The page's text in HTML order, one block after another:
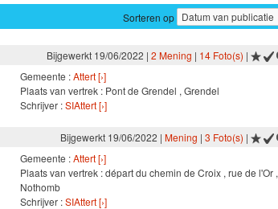
Sorteren op
Bijgewerkt 19/06/2022 | 2 Mening | 14 Foto(s) |
Gemeente :Attert [›]
Plaats van vertrek : Pont de Grendel , Grendel
Schrijver :SIAttert [›]
Bijgewerkt 19/06/2022 | Mening | 3 Foto(s) |
Gemeente :Attert [›]
Plaats van vertrek : départ du chemin de Croix , rue de l'Or ,
Nothomb
Schrijver :SIAttert [›]